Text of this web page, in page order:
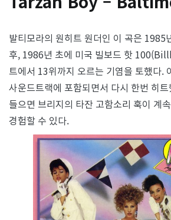
발티모라의 원히트 원더인 이 곡은 1985
후, 1986년 초에 미국 빌보드 핫
트에서 13위까지 오르는 기염을 토했다.
사운드트랙에 포함되면서 다시 한번 히
들으면 브리지의 타잔 고함소리 훅이 계
경험할 수 있다.